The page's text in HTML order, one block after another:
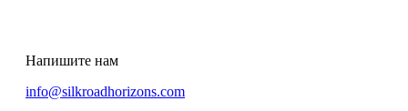
Напишите нам
info@silkroadhorizons.com